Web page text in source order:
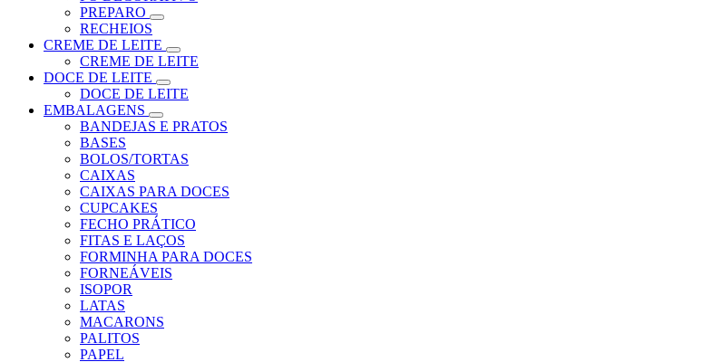
PREPARO
RECHEIOS
CREME DE LEITE
CREME DE LEITE
DOCE DE LEITE
DOCE DE LEITE
EMBALAGENS
BANDEJAS E PRATOS
BASES
BOLOS/TORTAS
CAIXAS
CAIXAS PARA DOCES
CUPCAKES
FECHO PRÁTICO
FITAS E LAÇOS
FORMINHA PARA DOCES
FORNEÁVEIS
ISOPOR
LATAS
MACARONS
PALITOS
PAPEL